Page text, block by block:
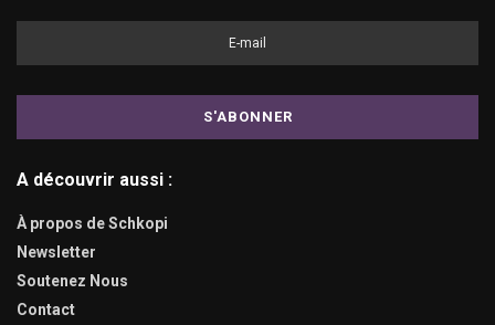
A découvrir aussi :
À propos de Schkopi
Newsletter
Soutenez Nous
Contact